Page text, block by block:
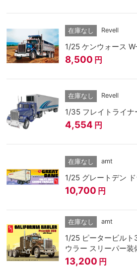
在庫なし Revell
1/25 ケンウォース
8,500 円
在庫なし Revell
1/35 フレイトライナ
4,554 円
在庫なし amt
1/25 グレートデン
10,700 円
在庫なし amt
1/25 ピータービル
ウラー スリーパー装
13,200 円